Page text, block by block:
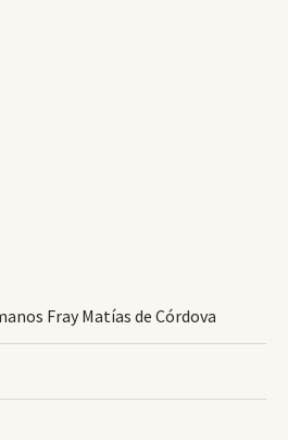
Fray Matías de Córdova